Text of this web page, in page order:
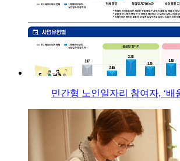
민간형 노인일자리 참여자, ‘배